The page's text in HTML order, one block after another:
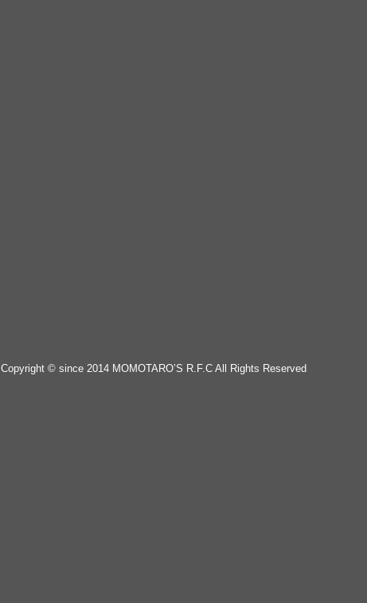
Copyright © since 2014 MOMOTARO’S R.F.C All Rights Reserved